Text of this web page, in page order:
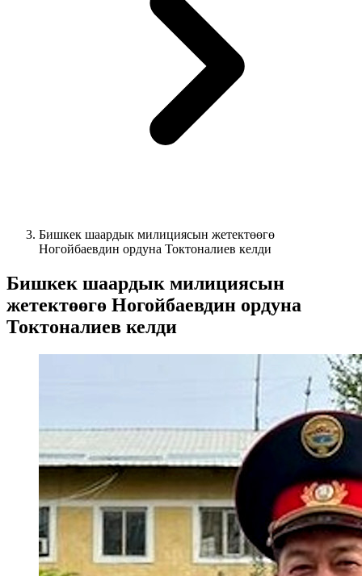
Бишкек шаардык милициясын жетектөөгө
Ногойбаевдин ордуна Токтоналиев келди
Бишкек шаардык милициясын
жетектөөгө Ногойбаевдин ордуна
Токтоналиев келди